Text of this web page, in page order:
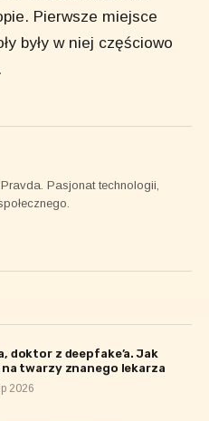
Pierwsze miejsce
były w niej częściowo
Pasjonat technologii,
doktor z deepfake’a. Jak
twarzy znanego lekarza
2026